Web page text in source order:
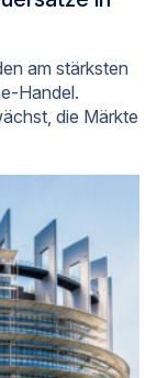
am stärksten
Handel.
die Märkte